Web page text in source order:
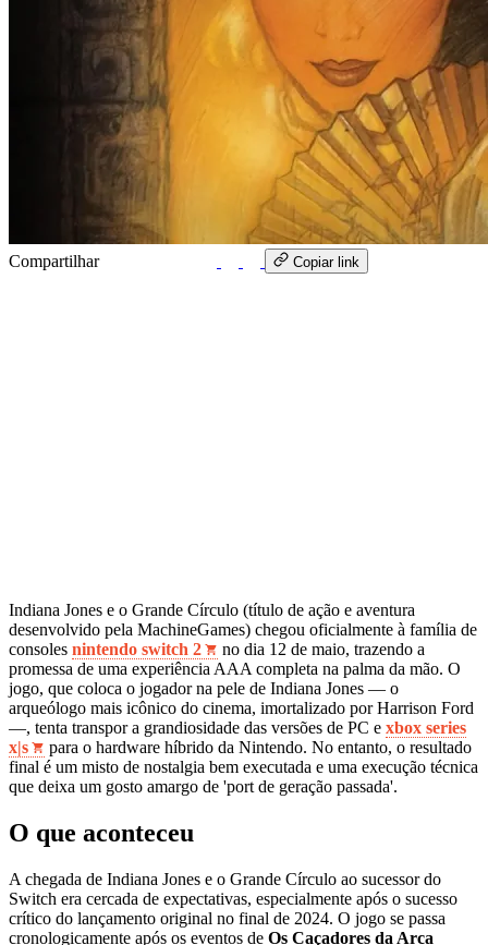
Compartilhar Copiar link
Indiana Jones e o Grande Círculo (título de ação e aventura
desenvolvido pela MachineGames) chegou oficialmente à família de
consoles nintendo switch 2
no dia 12 de maio, trazendo a
promessa de uma experiência AAA completa na palma da mão. O
jogo, que coloca o jogador na pele de Indiana Jones — o
arqueólogo mais icônico do cinema, imortalizado por Harrison Ford
—, tenta transpor a grandiosidade das versões de PC e xbox series
x|s
para o hardware híbrido da Nintendo. No entanto, o resultado
final é um misto de nostalgia bem executada e uma execução técnica
que deixa um gosto amargo de 'port de geração passada'.
O que aconteceu
A chegada de Indiana Jones e o Grande Círculo ao sucessor do
Switch era cercada de expectativas, especialmente após o sucesso
crítico do lançamento original no final de 2024. O jogo se passa
cronologicamente após os eventos de Os Caçadores da Arca